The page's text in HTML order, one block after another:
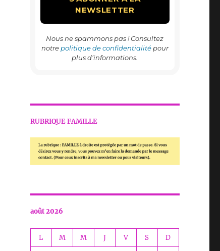
Nous ne spammons pas ! Consultez
notre politique de confidentialitépour
plus d’informations.
RUBRIQUE FAMILLE
août 2026
L M M J V S D